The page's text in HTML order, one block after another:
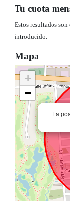
Tu cuota
Estos resultados
introducido.
Mapa
La
+
−